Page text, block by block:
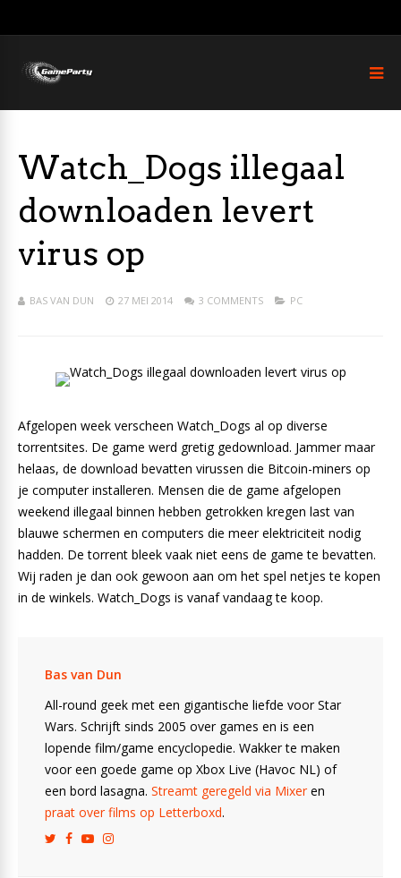
Watch_Dogs illegaal
downloaden levert
virus op
BAS VAN DUN 27 MEI 2014 3 COMMENTS PC
Afgelopen week verscheen Watch_Dogs al op diverse
torrentsites. De game werd gretig gedownload. Jammer maar
helaas, de download bevatten virussen die Bitcoin-miners op
je computer installeren. Mensen die de game afgelopen
weekend illegaal binnen hebben getrokken kregen last van
blauwe schermen en computers die meer elektriciteit nodig
hadden. De torrent bleek vaak niet eens de game te bevatten.
Wij raden je dan ook gewoon aan om het spel netjes te kopen
in de winkels. Watch_Dogs is vanaf vandaag te koop.
Bas van Dun
All-round geek met een gigantische liefde voor Star
Wars. Schrijft sinds 2005 over games en is een
lopende film/game encyclopedie. Wakker te maken
voor een goede game op Xbox Live (Havoc NL) of
een bord lasagna. Streamt geregeld via Mixeren
praat over films op Letterboxd.